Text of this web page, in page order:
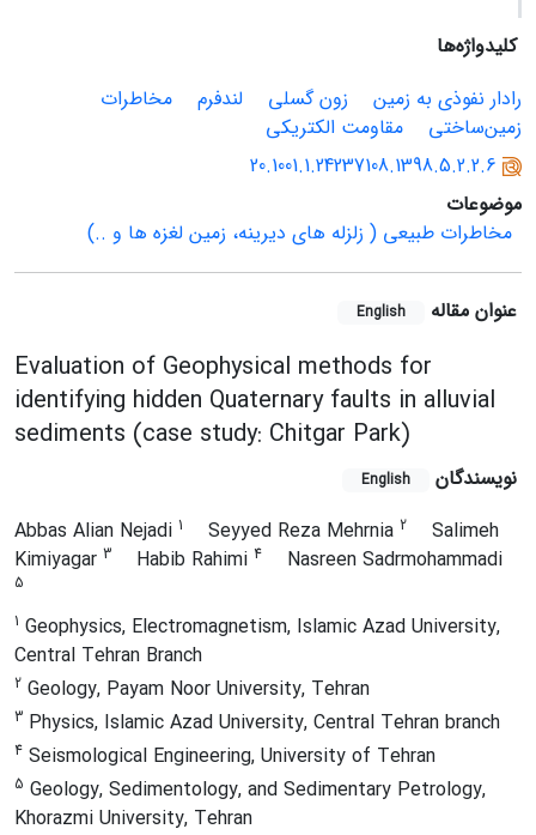
کلیدواژه‌ها
رادار نفوذی به زمین
زون گسلی لندفرم
مخاطرات
زمین‌ساختی
مقاومت الکتریکی
20.1001.1.24237108.1398.5.2.2.6
موضوعات
مخاطرات طبیعی ( زلزله های دیرینه، زمین لغزه ها و ..)
عنوان مقاله English
Evaluation of Geophysical methods for
identifying hidden Quaternary faults in alluvial
sediments (case study: Chitgar Park)
نویسندگان English
Abbas Alian Nejadi 1 Seyyed Reza Mehrnia 2
Salimeh
Kimiyagar 3 Habib Rahimi 4 Nasreen Sadrmohammadi
5
1 Geophysics, Electromagnetism, Islamic Azad University,
Central Tehran Branch
2 Geology, Payam Noor University, Tehran
3 Physics, Islamic Azad University, Central Tehran branch
4 Seismological Engineering, University of Tehran
5 Geology, Sedimentology, and Sedimentary Petrology,
Khorazmi University, Tehran